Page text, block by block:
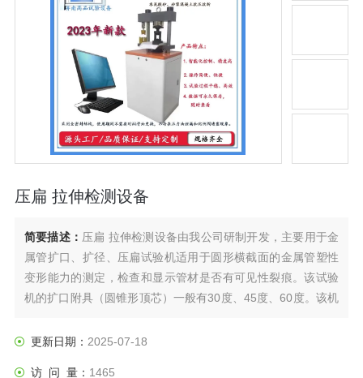
压扁 拉伸检测设备
简要描述： 压扁 拉伸检测设备由我公司研制开发，主要用于金
属管扩口、扩径、压扁试验机适用于圆形横截面的金属管塑性
变形能力的测定，检查和显示管材是否有可见性裂痕。该试验
机的扩口附具（圆锥形顶芯）一般有30度、45度、60度。该机
管材的缺陷。
更新日期： 2025-07-18
访 问 量： 1465